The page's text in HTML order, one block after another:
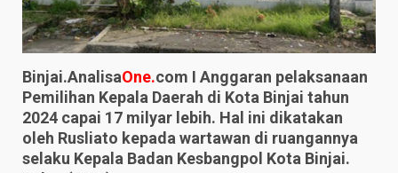
Binjai.AnalisaOne.com I Anggaran pelaksanaan
Pemilihan Kepala Daerah di Kota Binjai tahun
2024 capai 17 milyar lebih. Hal ini dikatakan
oleh Rusliato kepada wartawan di ruangannya
selaku Kepala Badan Kesbangpol Kota Binjai.